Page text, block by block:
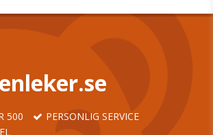
500
PERSONLIG SERVICE